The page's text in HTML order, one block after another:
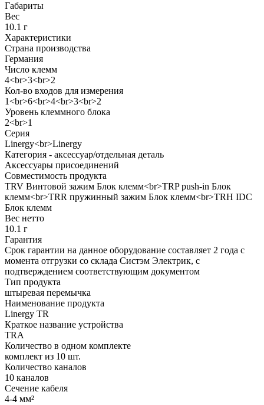
Габариты
Вес
10.1 г
Характеристики
Страна производства
Германия
Число клемм
4<br>3<br>2
Кол-во входов для измерения
1<br>6<br>4<br>3<br>2
Уровень клеммного блока
2<br>1
Серия
Linergy<br>Linergy
Категория - аксессуар/отдельная деталь
Аксессуары присоединений
Совместимость продукта
TRV Винтовой зажим Блок клемм<br>TRP push-in Блок
клемм<br>TRR пружинный зажим Блок клемм<br>TRH IDC
Блок клемм
Вес нетто
10.1 г
Гарантия
Срок гарантии на данное оборудование составляет 2 года с
момента отгрузки со склада Систэм Электрик, с
подтверждением соответствующим документом
Тип продукта
штыревая перемычка
Наименование продукта
Linergy TR
Краткое название устройства
TRA
Количество в одном комплекте
комплект из 10 шт.
Количество каналов
10 каналов
Сечение кабеля
4-4 мм²